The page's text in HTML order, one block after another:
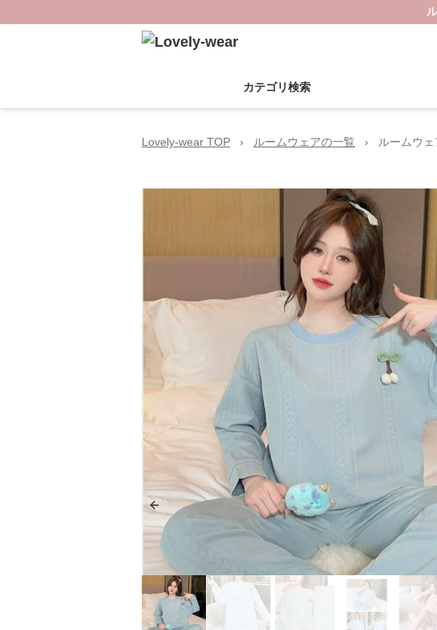
カテゴリ検索
Lovely-wear TOP › ルームウェアの一覧 › ルームウ
Previous slide